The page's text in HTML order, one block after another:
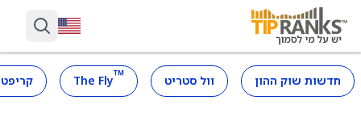
חדשות שוק ההון וול סטריט ™
The Fly